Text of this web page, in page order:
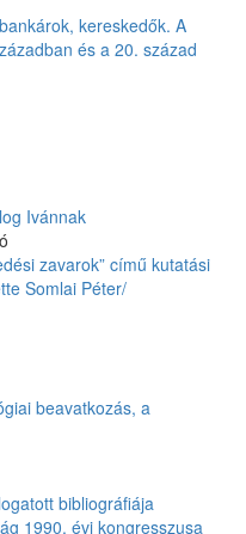
kereskedők. A
és a 20. század
Ivánnak
zavarok” című kutatási
Somlai Péter/
beavatkozás, a
bibliográfiája
1990. évi kongresszusa